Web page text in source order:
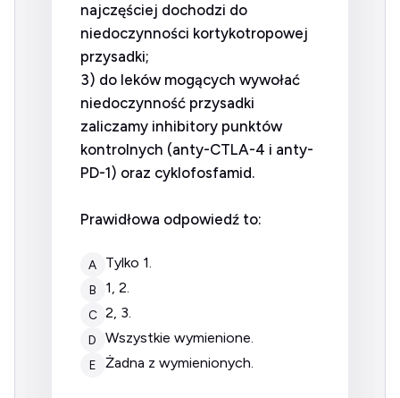
najczęściej dochodzi do
niedoczynności kortykotropowej
przysadki;
3) do leków mogących wywołać
niedoczynność przysadki
zaliczamy inhibitory punktów
kontrolnych (anty-CTLA-4 i anty-
PD-1) oraz cyklofosfamid.
Prawidłowa odpowiedź to:
A tylko 1.
B 1, 2.
C 2, 3.
D wszystkie wymienione.
E żadna z wymienionych.